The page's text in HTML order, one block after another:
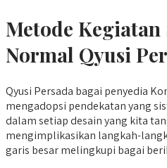
Metode Kegiatan
Normal Qyusi
Qyusi Persada bagai penyedia
mengadopsi pendekatan yang
dalam setiap desain yang kita
mengimplikasikan langkah-
garis besar melingkupi bagai